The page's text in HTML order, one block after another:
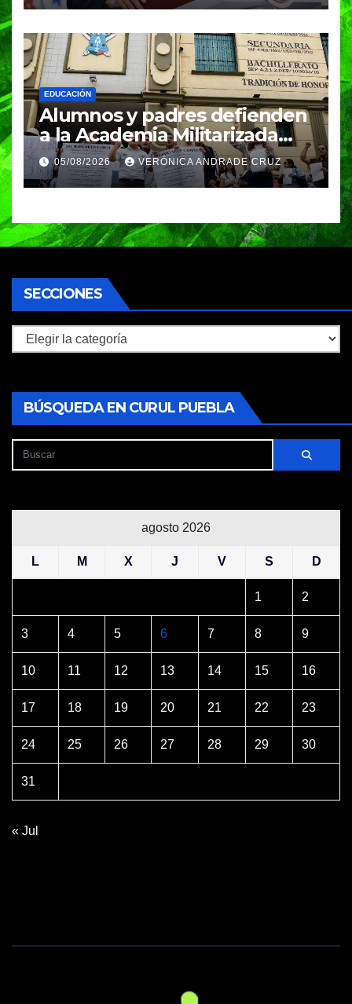
EDUCACIÓN
Alumnos y padres defienden
a la Academia Militarizada
Ignacio Zaragoza en Puebla;
piden a la SEP no cerrar el
plantel
05/08/2026 VERÓNICA ANDRADE CRUZ
SECCIONES
Secciones
BÚSQUEDA EN CURUL PUEBLA
agosto 2026
L M X J V S D
1 2
3 4 5 6 7 8 9
10 11 12 13 14 15 16
17 18 19 20 21 22 23
24 25 26 27 28 29 30
31
« Jul